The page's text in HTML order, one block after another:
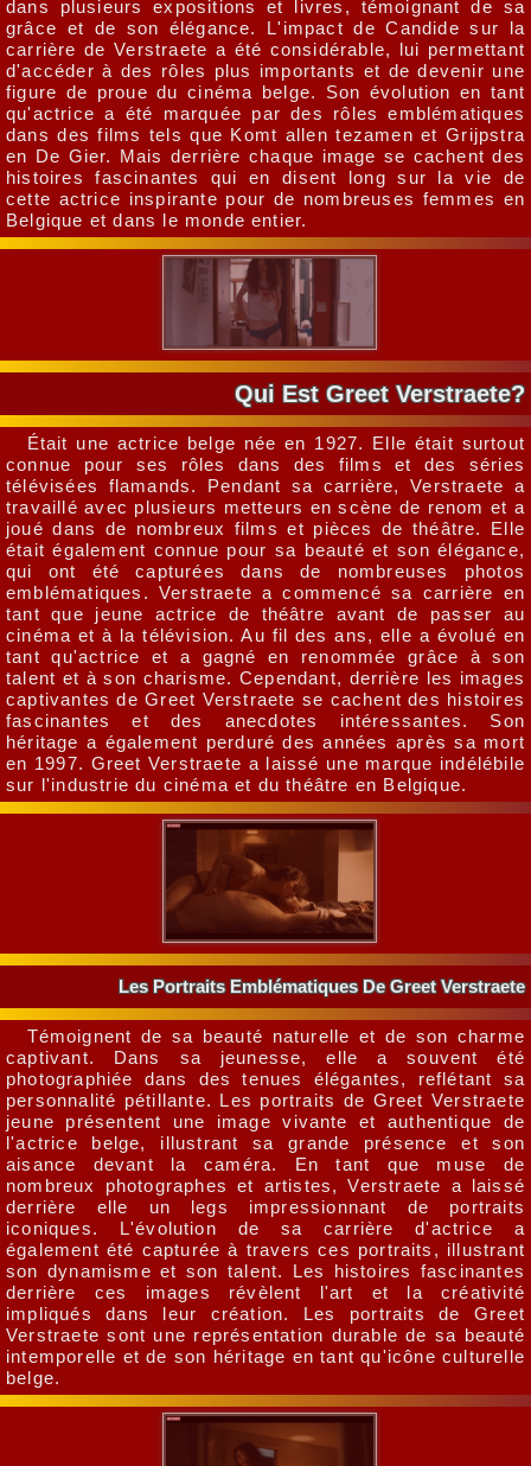
dans plusieurs expositions et livres, témoignant de sa
grâce et de son élégance. L'impact de Candide sur la
carrière de Verstraete a été considérable, lui permettant
d'accéder à des rôles plus importants et de devenir une
figure de proue du cinéma belge. Son évolution en tant
qu'actrice a été marquée par des rôles emblématiques
dans des films tels que Komt allen tezamen et Grijpstra
en De Gier. Mais derrière chaque image se cachent des
histoires fascinantes qui en disent long sur la vie de
cette actrice inspirante pour de nombreuses femmes en
Belgique et dans le monde entier.
Qui Est Greet Verstraete?
Était une actrice belge née en 1927. Elle était surtout
connue pour ses rôles dans des films et des séries
télévisées flamands. Pendant sa carrière, Verstraete a
travaillé avec plusieurs metteurs en scène de renom et a
joué dans de nombreux films et pièces de théâtre. Elle
était également connue pour sa beauté et son élégance,
qui ont été capturées dans de nombreuses photos
emblématiques. Verstraete a commencé sa carrière en
tant que jeune actrice de théâtre avant de passer au
cinéma et à la télévision. Au fil des ans, elle a évolué en
tant qu'actrice et a gagné en renommée grâce à son
talent et à son charisme. Cependant, derrière les images
captivantes de Greet Verstraete se cachent des histoires
fascinantes et des anecdotes intéressantes. Son
héritage a également perduré des années après sa mort
en 1997. Greet Verstraete a laissé une marque indélébile
sur l'industrie du cinéma et du théâtre en Belgique.
Les Portraits Emblématiques De Greet Verstraete
Témoignent de sa beauté naturelle et de son charme
captivant. Dans sa jeunesse, elle a souvent été
photographiée dans des tenues élégantes, reflétant sa
personnalité pétillante. Les portraits de Greet Verstraete
jeune présentent une image vivante et authentique de
l'actrice belge, illustrant sa grande présence et son
aisance devant la caméra. En tant que muse de
nombreux photographes et artistes, Verstraete a laissé
derrière elle un legs impressionnant de portraits
iconiques. L'évolution de sa carrière d'actrice a
également été capturée à travers ces portraits, illustrant
son dynamisme et son talent. Les histoires fascinantes
derrière ces images révèlent l'art et la créativité
impliqués dans leur création. Les portraits de Greet
Verstraete sont une représentation durable de sa beauté
intemporelle et de son héritage en tant qu'icône culturelle
belge.